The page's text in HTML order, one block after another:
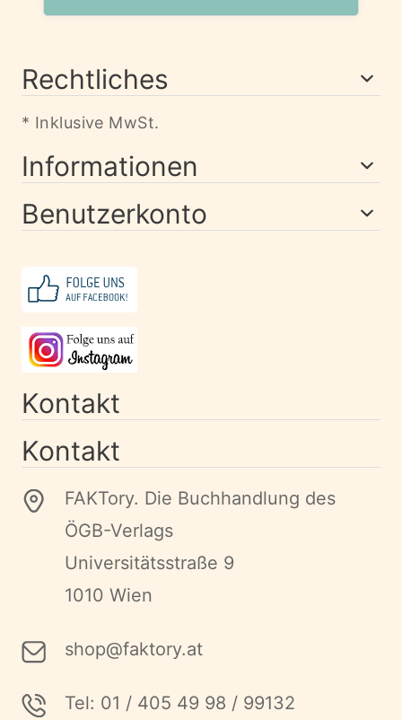
Rechtliches
* Inklusive MwSt.
Informationen
Benutzerkonto
Kontakt
Kontakt
FAKTory. Die Buchhandlung des
ÖGB-Verlags
Universitätsstraße 9
1010 Wien
shop@faktory.at
Tel: 01 / 405 49 98 / 99132